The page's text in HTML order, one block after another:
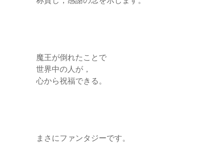
魔王が倒れたことで
世界中の人が，
心から祝福できる。
まさにファンタジーです。